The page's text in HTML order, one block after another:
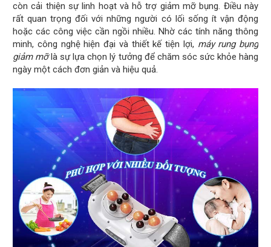
còn cải thiện sự linh hoạt và hỗ trợ giảm mỡ bụng. Điều này
rất quan trọng đối với những người có lối sống ít vận động
hoặc các công việc cần ngồi nhiều. Nhờ các tính năng thông
minh, công nghệ hiện đại và thiết kế tiện lợi, máy rung bụng
giảm mỡlà sự lựa chọn lý tưởng để chăm sóc sức khỏe hàng
ngày một cách đơn giản và hiệu quả.